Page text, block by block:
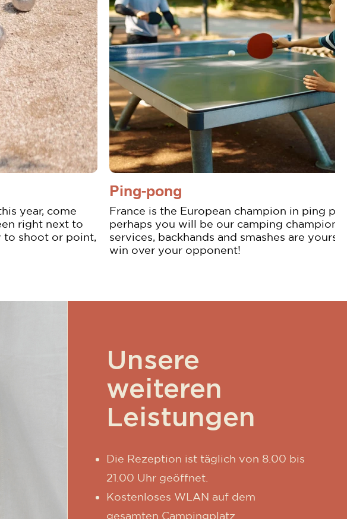
year, come
right next to
to shoot or point,
Ping-pong
France is the European champion in ping
perhaps you will be our camping champion!
services, backhands and smashes are yours
win over your opponent!
Unsere
weiteren
Leistungen
Die Rezeption ist täglich von 8.00 bis
21.00 Uhr geöffnet.
Kostenloses WLAN auf dem
gesamten Campingplatz